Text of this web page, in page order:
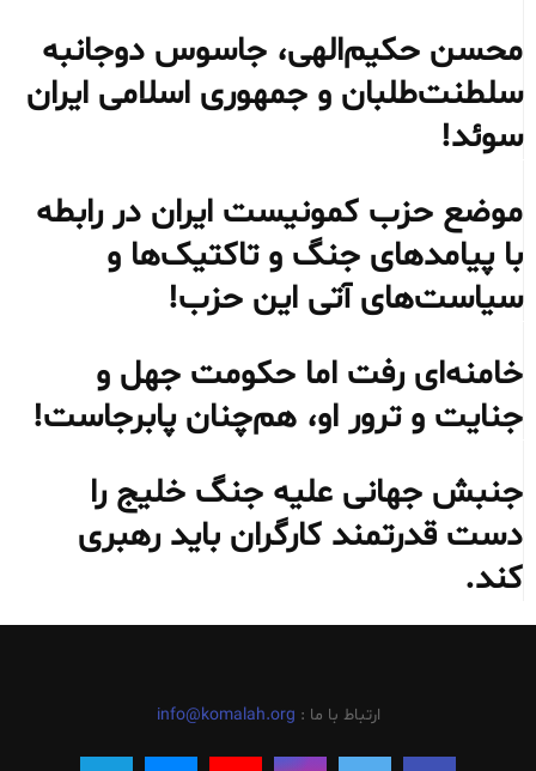
محسن حکیم‌الهی، جاسوس دوجانبه
سلطنت‌طلبان و جمهوری اسلامی ایران
سوئد!
موضع حزب کمونیست ایران در رابطه
با پیامدهای جنگ و تاکتیک‌ها و
سیاست‌های آتی این حزب!
خامنه‌ای رفت اما حکومت جهل و
جنایت و ترور او، هم‌چنان پابرجاست!
جنبش جهانی علیه جنگ خلیج را
دست قدرتمند کارگران باید رهبری
کند.
ارتباط با ما : info@komalah.org